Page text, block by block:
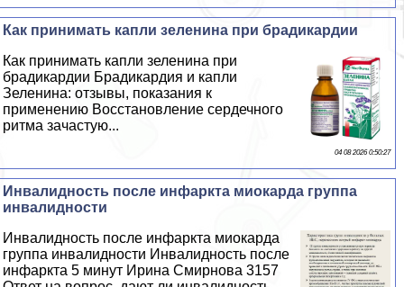
Как принимать капли зеленина при брадикардии
Как принимать капли зеленина при
брадикардии Брадикардия и капли
Зеленина: отзывы, показания к
применению Восстановление сердечного
ритма зачастую...
04 08 2026 0:50:27
Инвалидность после инфаркта миокарда группа
инвалидности
Инвалидность после инфаркта миокарда
группа инвалидности Инвалидность после
инфаркта 5 минут Ирина Смирнова 3157